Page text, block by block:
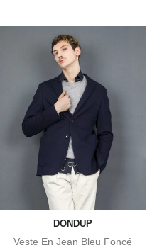
DONDUP
Veste En Jean Bleu Foncé